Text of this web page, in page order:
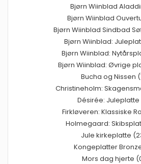
Bjørn Wiinblad
Bjørn Wiinblad
Bjørn Wiinblad Sindbad
Bjørn Wiinblad:
Bjørn Wiinblad:
Bjørn Wiinblad: Øvrige
Bucha og Nissen
Christineholm:
Désirée:
Firkløveren: Klassiske
Holmegaard:
Jule kirkeplatte
Kongeplatter
Mors dag hjerte